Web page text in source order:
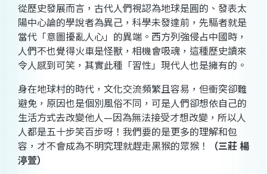
從歷史發展而言，古代人們視認為地球是圓的、發表太
陽中心論的學說者為異己，科學未發達前，先驅者就是
當代「意圖擾亂人心」的異端。西方列強侵占中國時，
人們不也覺得火車是怪獸，相機會吸魂，這種歷史讀來
令人感到可笑，其實此種「習性」現代人也是擁有的。
身在地球村的時代，文化交流頻繁且容易，但衝突卻難
避免，原因也是個別風俗不同，可是人們卻想依自己的
生活方式去改變他人—因為無法接受才想改變，所以人
人都是五十步笑百步呀！我們要的是更多的理解和包
容，才不會成為不明究理就趕走黑猴的眾猴！
（三莊 楊
渟萱）